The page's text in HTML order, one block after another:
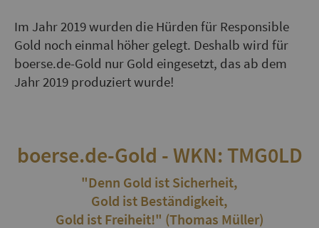
Im Jahr 2019 wurden die Hürden für Responsible
Gold noch einmal höher gelegt. Deshalb wird für
boerse.de-Gold nur Gold eingesetzt, das ab dem
Jahr 2019 produziert wurde!
boerse.de-Gold - WKN: TMG0LD
"Denn Gold ist Sicherheit,
Gold ist Beständigkeit,
Gold ist Freiheit!" (Thomas Müller)